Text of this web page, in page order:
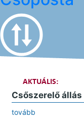
AKTUÁLIS:
Csőszerelő állás
tovább